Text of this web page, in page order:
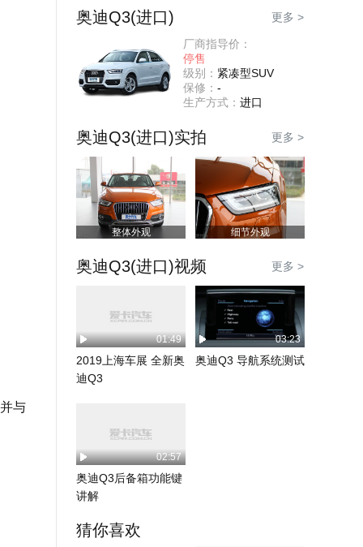
与
奥迪Q3(进口) 更多 >
厂商指导价：
停售
级别： 紧凑型SUV
保修： -
生产方式： 进口
奥迪Q3(进口)实拍 更多 >
整体外观 细节外观
奥迪Q3(进口)视频 更多 >
01:49
2019上海车展 全新奥
迪Q3
03:23
奥迪Q3 导航系统测试
02:57
奥迪Q3后备箱功能键
讲解
猜你喜欢